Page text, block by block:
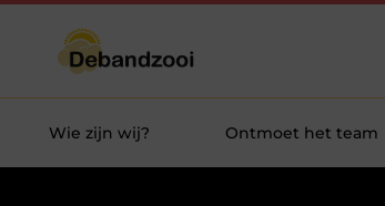
Wie zijn wij? Ontmoet het team